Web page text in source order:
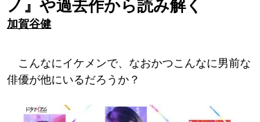
ノ』や過去作から読み解く
加賀谷健
こんなにイケメンで、なおかつこんなに男前な
俳優が他にいるだろうか？